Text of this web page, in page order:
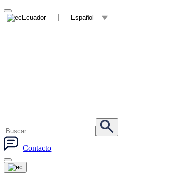
Ecuador Español
Contacto